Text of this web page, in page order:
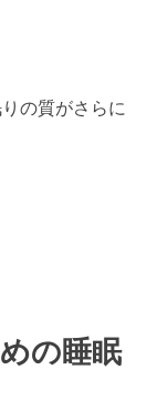
の質がさらに
の睡眠